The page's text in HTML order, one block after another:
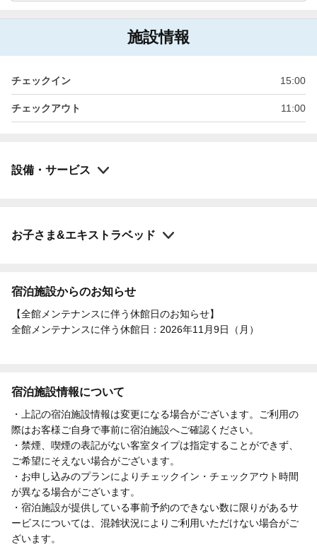
施設情報
チェックイン 15:00
チェックアウト 11:00
設備・サービス
お子さま&エキストラベッド
宿泊施設からのお知らせ
【全館メンテナンスに伴う休館日のお知らせ】
全館メンテナンスに伴う休館日：2026年11月9日（月）
宿泊施設情報について
・上記の宿泊施設情報は変更になる場合がございます。ご利用の
際はお客様ご自身で事前に宿泊施設へご確認ください。
・禁煙、喫煙の表記がない客室タイプは指定することができず、
ご希望にそえない場合がございます。
・お申し込みのプランによりチェックイン・チェックアウト時間
が異なる場合がございます。
・宿泊施設が提供している事前予約のできない数に限りがあるサ
ービスについては、混雑状況によりご利用いただけない場合がご
ざいます。